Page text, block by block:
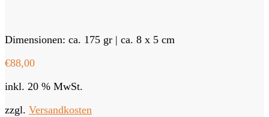
Dimensionen: ca. 175 gr | ca. 8 x 5 cm
€88,00
inkl. 20 % MwSt.
zzgl. Versandkosten